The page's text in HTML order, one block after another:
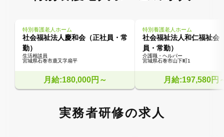
特別養護老人ホーム
社会福祉法人慶和会（正社員・常
勤）
生活相談員
宮城県石巻市鹿又字扇平
月給:180,000円～
特別養護老人ホーム
社会福祉法人和仁福祉会
員・常勤）
介護職・ヘルパー
宮城県石巻市山下町1
月給:197,580円
実務者研修の求人